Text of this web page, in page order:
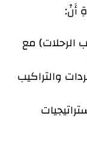
أَنْ:
الرحلات) مع
والتراكيب